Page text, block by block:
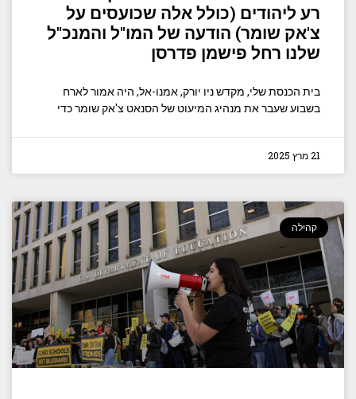
רע ליהודים (כולל אלה שכועסים על
צ'אק שומר) הודעה של המו"ל והמנכ"ל
שלנו רחל פישמן פדרסן
בית הכנסת שלי, מקדש ניו יורק, אמנו-אל, היה אמור לארח
בשבוע שעבר את מנהיג המיעוט של הסנאט צ'אק שומר כדי
21 מרץ 2025
קהילה